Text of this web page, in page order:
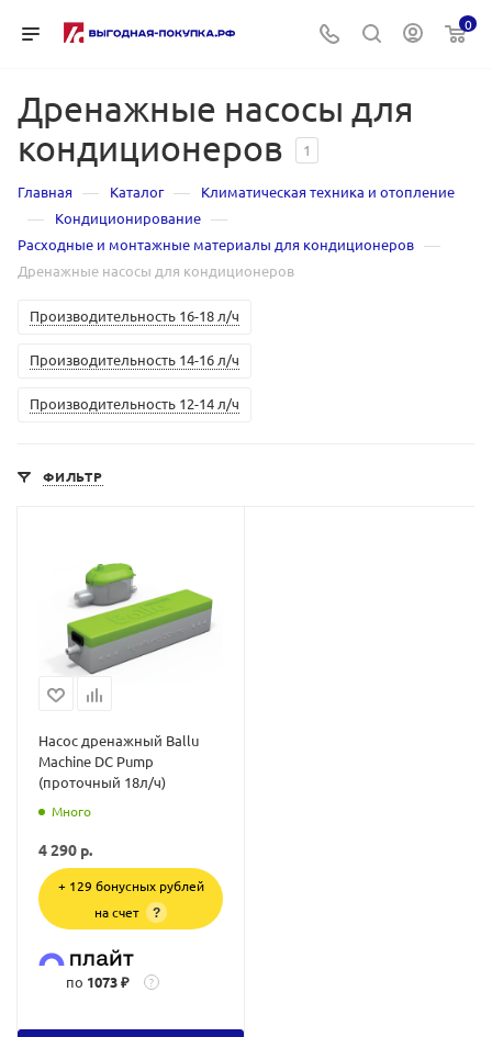
0
Дренажные насосы для
кондиционеров
1
Главная — Каталог — Климатическая техника и отопление
— Кондиционирование —
Расходные и монтажные материалы для кондиционеров —
Дренажные насосы для кондиционеров
Производительность 16-18 л/ч
Производительность 14-16 л/ч
Производительность 12-14 л/ч
ФИЛЬТР
Насос дренажный Ballu
Machine DC Pump
(проточный 18л/ч)
Много
4 290 р.
+ 129 бонусных рублей
на счет
?
по 1073 ₽ ?